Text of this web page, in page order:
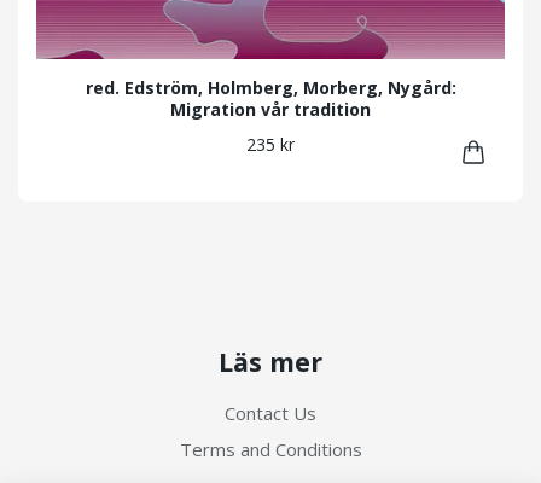
red. Edström, Holmberg, Morberg, Nygård:
Migration vår tradition
235 kr
Läs mer
Contact Us
Terms and Conditions